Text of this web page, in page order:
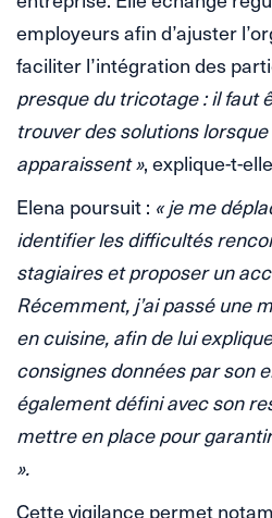
employeurs afin d’ajuster
faciliter l’intégration des
presque du tricotage : il faut
trouver des solutions
apparaissent », explique-t-
Elena poursuit : « je me
identifier les difficultés
stagiaires et proposer un
Récemment, j’ai passé une
en cuisine, afin de lui
consignes données par son
également défini avec son
mettre en place pour
».
Cette vigilance permet